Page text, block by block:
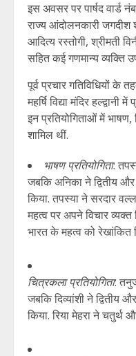
इस अवसर पर पार्षद वार्ड
राज्य आंदोलनकारी जगदीश
आदित्य रस्तोगी, श्रीमती
सहित कई गणमान्य व्यक्ति
पूर्व प्रचार गतिविधियों
महर्षि विद्या मंदिर
इन प्रतियोगिताओं में
शामिल थीं.
भाषण प्रतियोगिता:
जबकि अनिका ने द्वितीय और
किया. तपस्या ने सरदार
महत्व पर अपने विचार
भारत के महत्व को रेखांकित
चित्रकला प्रतियोगिता:
जबकि दिव्यांशी ने द्वितीय
किया. रिया मेहरा ने चतुर्थ